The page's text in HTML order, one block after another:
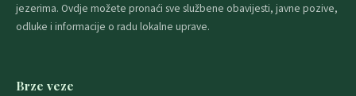
jezerima. Ovdje možete pronaći sve službene obavijesti, javne pozive,
odluke i informacije o radu lokalne uprave.
Brze veze